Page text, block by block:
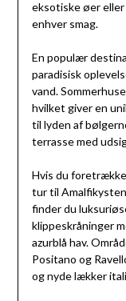
eksotiske øer
enhver smag.
En populær
paradisisk
vand.
hvilket giver en
til lyden af
terrasse med
Hvis du
tur til
finder du
klippeskråninger
azurblå hav.
Positano og
og nyde lækker